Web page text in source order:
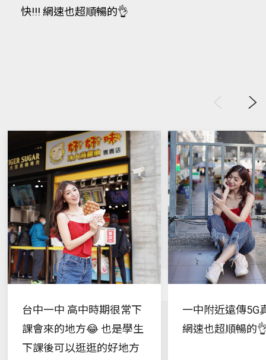
快!!! 網速也超順暢的👌
Previous
台中一中 高中時期很常下
課會來的地方😂 也是學生
下課後可以逛逛的好地方
一中附近遠傳5G
網速也超順暢的
Next